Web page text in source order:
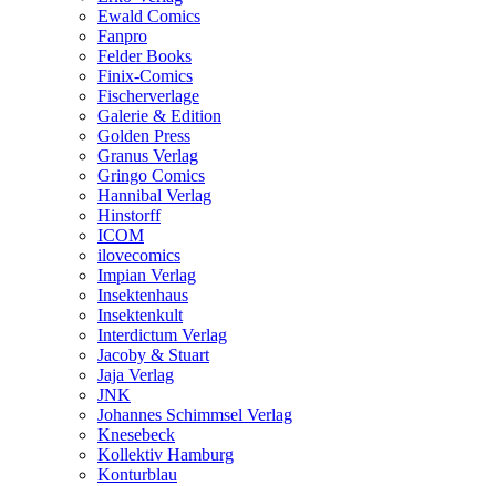
Ewald Comics
Fanpro
Felder Books
Finix-Comics
Fischerverlage
Galerie & Edition
Golden Press
Granus Verlag
Gringo Comics
Hannibal Verlag
Hinstorff
ICOM
ilovecomics
Impian Verlag
Insektenhaus
Insektenkult
Interdictum Verlag
Jacoby & Stuart
Jaja Verlag
JNK
Johannes Schimmsel Verlag
Knesebeck
Kollektiv Hamburg
Konturblau